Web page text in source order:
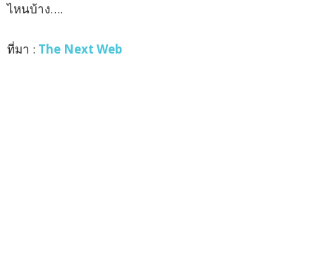
ไหนบ้าง….
ที่มา : The Next Web